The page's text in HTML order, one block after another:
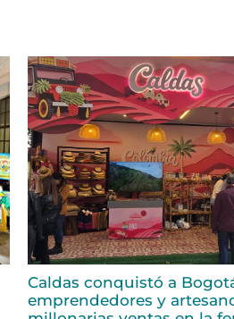
Caldas conquistó a
emprendedores y